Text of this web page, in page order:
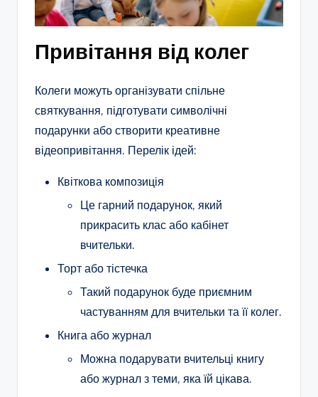
Привітання від колег
Колеги можуть організувати спільне
святкування, підготувати символічні
подарунки або створити креативне
відеопривітання. Перелік ідей:
Квіткова композиція
Це гарний подарунок, який
прикрасить клас або кабінет
вчительки.
Торт або тістечка
Такий подарунок буде приємним
частуванням для вчительки та її колег.
Книга або журнал
Можна подарувати вчительці книгу
або журнал з теми, яка їй цікава.